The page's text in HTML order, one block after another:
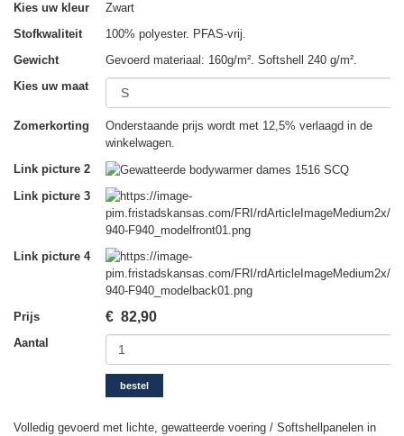
Kies uw kleur
Zwart
Stofkwaliteit
100% polyester. PFAS-vrij.
Gewicht
Gevoerd materiaal: 160g/m². Softshell 240 g/m².
Kies uw maat
Zomerkorting
Onderstaande prijs wordt met 12,5% verlaagd in de
winkelwagen.
Link picture 2
Link picture 3
Link picture 4
Prijs € 82,90
Aantal
bestel
Volledig gevoerd met lichte, gewatteerde voering / Softshellpanelen in